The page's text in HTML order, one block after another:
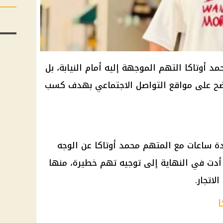
أوتاكا التهم الموجهة إليه أمام النيابة، بل
على مواقع التواصل الاجتماعي بهدف كسب
ساعات مع المتهم محمد أوتاكا عن الوجه
أدت في النهاية إلى توجيه تهم خطيرة، منها